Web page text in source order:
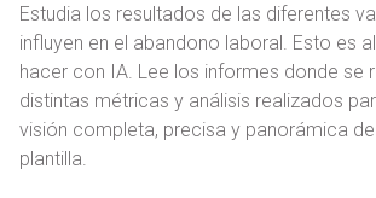
Estudia los resultados de las diferentes
influyen en el abandono laboral. Esto es
hacer con IA. Lee los informes donde se
distintas métricas y análisis realizados
visión completa, precisa y panorámica
plantilla.